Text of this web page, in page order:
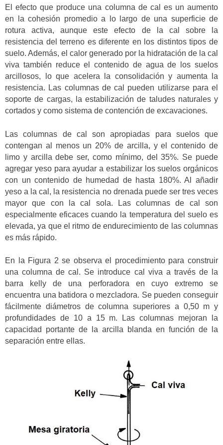
El efecto que produce una columna de cal es un aumento
en la cohesión promedio a lo largo de una superficie de
rotura activa, aunque este efecto de la cal sobre la
resistencia del terreno es diferente en los distintos tipos de
suelo. Además, el calor generado por la hidratación de la cal
viva también reduce el contenido de agua de los suelos
arcillosos, lo que acelera la consolidación y aumenta la
resistencia. Las columnas de cal pueden utilizarse para el
soporte de cargas, la estabilización de taludes naturales y
cortados y como sistema de contención de excavaciones.
Las columnas de cal son apropiadas para suelos que
contengan al menos un 20% de arcilla, y el contenido de
limo y arcilla debe ser, como mínimo, del 35%. Se puede
agregar yeso para ayudar a estabilizar los suelos orgánicos
con un contenido de humedad de hasta 180%. Al añadir
yeso a la cal, la resistencia no drenada puede ser tres veces
mayor que con la cal sola. Las columnas de cal son
especialmente eficaces cuando la temperatura del suelo es
elevada, ya que el ritmo de endurecimiento de las columnas
es más rápido.
En la Figura 2 se observa el procedimiento para construir
una columna de cal. Se introduce cal viva a través de la
barra kelly de una perforadora en cuyo extremo se
encuentra una batidora o mezcladora. Se pueden conseguir
fácilmente diámetros de columna superiores a 0,50 m y
profundidades de 10 a 15 m. Las columnas mejoran la
capacidad portante de la arcilla blanda en función de la
separación entre ellas.